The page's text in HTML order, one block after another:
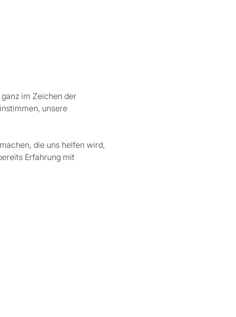
im Zeichen der
unsere
die uns helfen wird,
Erfahrung mit